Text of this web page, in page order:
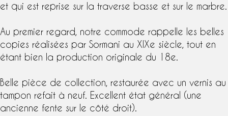
et qui est reprise sur la traverse basse et sur le marbre.
Au premier regard, notre commode rappelle les belles
copies réalisées par Sormani au XIXe siècle, tout en
étant bien la production originale du 18e.
Belle pièce de collection, restaurée avec un vernis au
tampon refait à neuf. Excellent état général (une
ancienne fente sur le côté droit).